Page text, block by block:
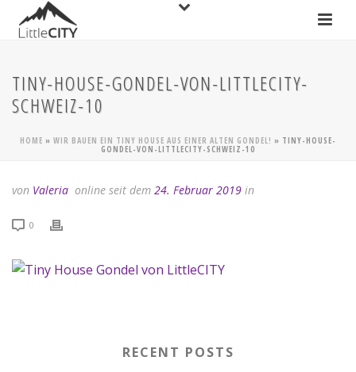
TINY-HOUSE-GONDEL-VON-LITTLECITY-
SCHWEIZ-10
HOME » WIR BAUEN EIN TINY HOUSE AUS EINER ALTEN GONDEL! » TINY-HOUSE-
GONDEL-VON-LITTLECITY-SCHWEIZ-10
von Valeria online seit dem 24. Februar 2019 in
0
RECENT POSTS